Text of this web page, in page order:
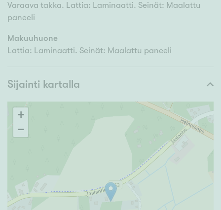
Varaava takka. Lattia: Laminaatti. Seinät: Maalattu
paneeli
Makuuhuone
Lattia: Laminaatti. Seinät: Maalattu paneeli
Sijainti kartalla
+
−